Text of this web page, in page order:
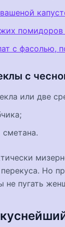
помидоров
с фасолью,
с
или две
Но
не пугать